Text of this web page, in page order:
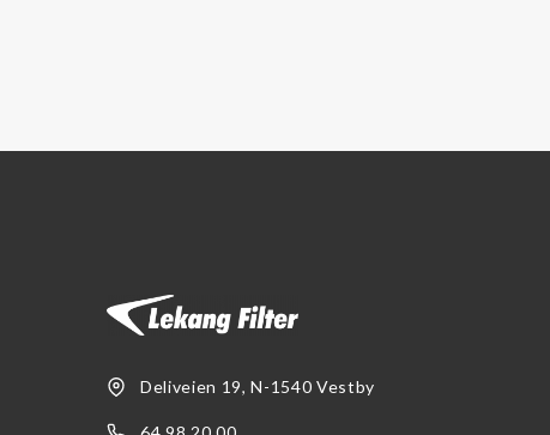
Deliveien 19, N-1540 Vestby